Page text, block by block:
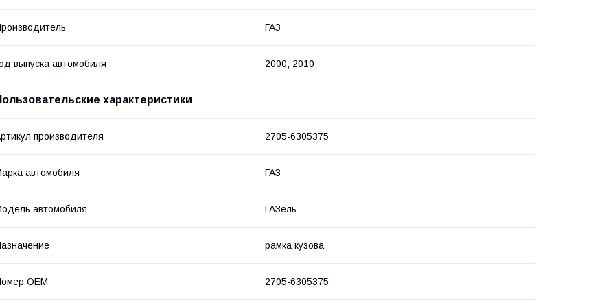
ГАЗ
выпуска автомобиля 2000, 2010
характеристики
производителя 2705-6305375
автомобиля ГАЗ
автомобиля ГАЗель
рамка кузова
OEM 2705-6305375